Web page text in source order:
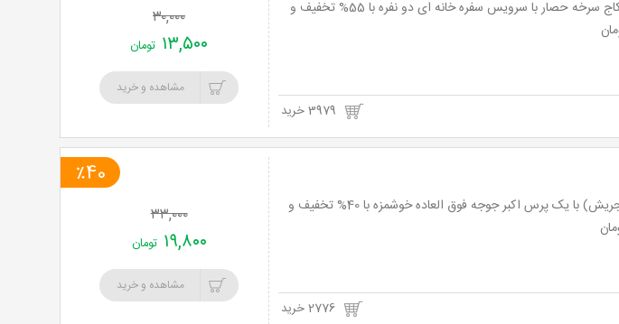
باغ رستوران کاج در دهکده تفریحی ورزشی کاج سرخه حصار با سرویس سفره خانه ای دو نفره با 55% تخفیف و
۳۰,۰۰۰
۱۳,۵۰۰ تومان
مشاهده و خرید
اکبر جوجه کلبادی نارمک (اکبر جوجه سابق تجریش) با یک پرس اکبر جوجه فوق العاده خوشمزه با 40% تخفیف و
2776 خرید
٪40
۳۳,۰۰۰
۱۹,۸۰۰ تومان
مشاهده و خرید